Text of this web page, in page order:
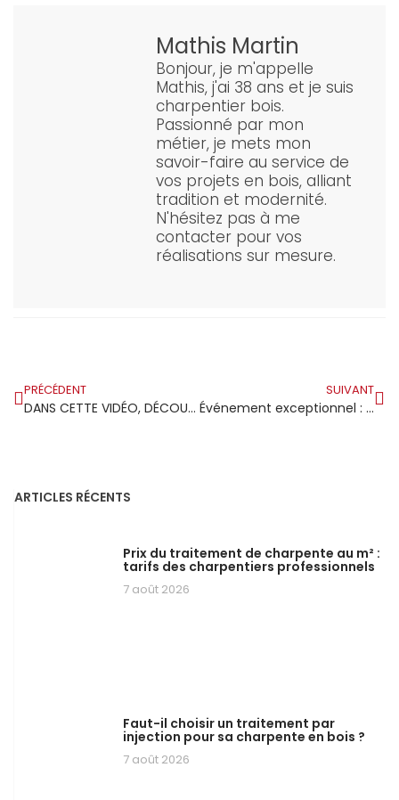
Mathis Martin
Bonjour, je m'appelle
Mathis, j'ai 38 ans et je suis
charpentier bois.
Passionné par mon
métier, je mets mon
savoir-faire au service de
vos projets en bois, alliant
tradition et modernité.
N'hésitez pas à me
contacter pour vos
réalisations sur mesure.
PRÉCÉDENT
DANS CETTE VIDÉO, DÉCOUVREZ UNE ÉCOLE DÉDIÉE À LA FORMATION DES CHARPENTIERS DE MARINE DE DEMAIN : « Le travail du bois, une passion à la fois !
SUIVANT
Événement exceptionnel : La 14e édition du Forum Batirama.com sous la majestueuse verrière européenne
ARTICLES RÉCENTS
Prix du traitement de charpente au m² :
tarifs des charpentiers professionnels
7 août 2026
Faut-il choisir un traitement par
injection pour sa charpente en bois ?
7 août 2026